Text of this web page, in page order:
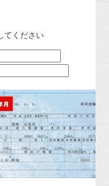
てください